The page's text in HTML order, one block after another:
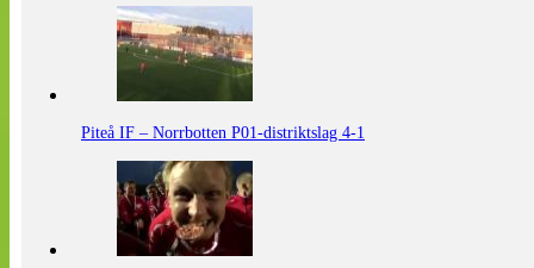
Piteå IF – Norrbotten P01-distriktslag 4-1